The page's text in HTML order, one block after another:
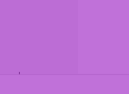
pro